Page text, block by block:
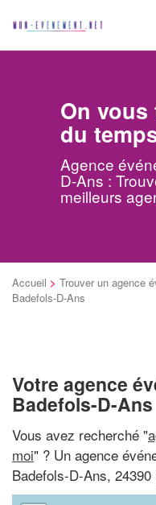
On
du
Agence
D-Ans :
meilleurs
Accueil > Trouver un agence
Badefols-D-Ans
Votre agence
Badefols-D-Ans
Vous avez recherché "
moi" ? Un agence
Badefols-D-Ans,